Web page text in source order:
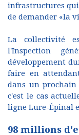
infrastructures
de demander «la
La collectivité
l'Inspection
développement
faire en
dans un prochain
c'est le cas
ligne Lure-Épinal
98 millions